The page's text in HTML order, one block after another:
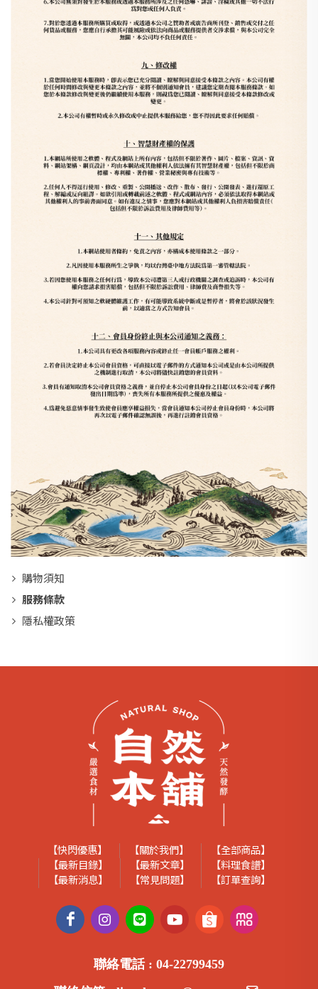
購物須知
服務條款
隱私權政策
【快閃優惠】 【關於我們】
【全部商品】
【最新目錄】
【最新文章】
【料理食譜】
【最新消息】
【常見問題】 【訂單查詢】
聯絡電話 : 04-22799459